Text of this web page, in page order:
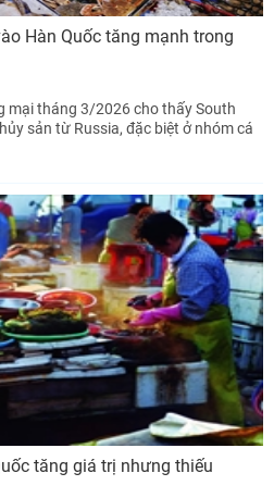
Hàn Quốc tăng mạnh trong
mại tháng 3/2026 cho thấy South
sản từ Russia, đặc biệt ở nhóm cá
tăng giá trị nhưng thiếu